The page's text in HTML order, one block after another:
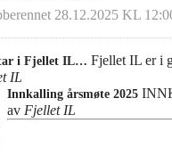
28.12.2025 KL
i Fjellet IL… Fjellet IL er i
IL
Innkalling årsmøte 2025
av Fjellet IL